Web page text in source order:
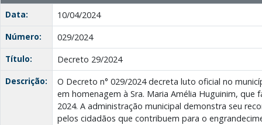
Data:
10/04/2024
Número:
029/2024
Título:
Decreto 29/2024
Descrição:
O Decreto n° 029/2024 decreta luto oficial no
em homenagem à Sra. Maria Amélia Huguinim, que
2024. A administração municipal demonstra seu
pelos cidadãos que contribuem para o